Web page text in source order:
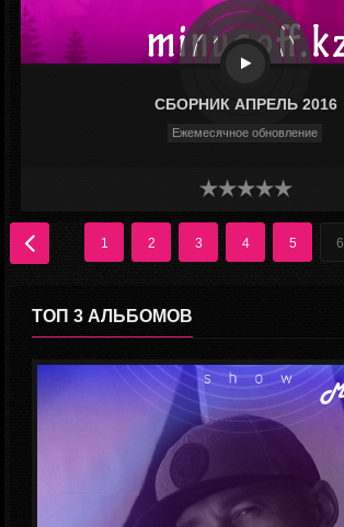
СБОРНИК АПРЕЛЬ 2016
Ежемесячное обновление
1 2 3 4 5 6
ТОП 3 АЛЬБОМОВ